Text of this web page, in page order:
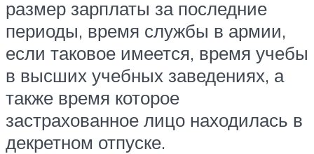
размер зарплаты за последние
периоды, время службы в армии,
если таковое имеется, время учебы
в высших учебных заведениях, а
также время которое
застрахованное лицо находилась в
декретном отпуске.